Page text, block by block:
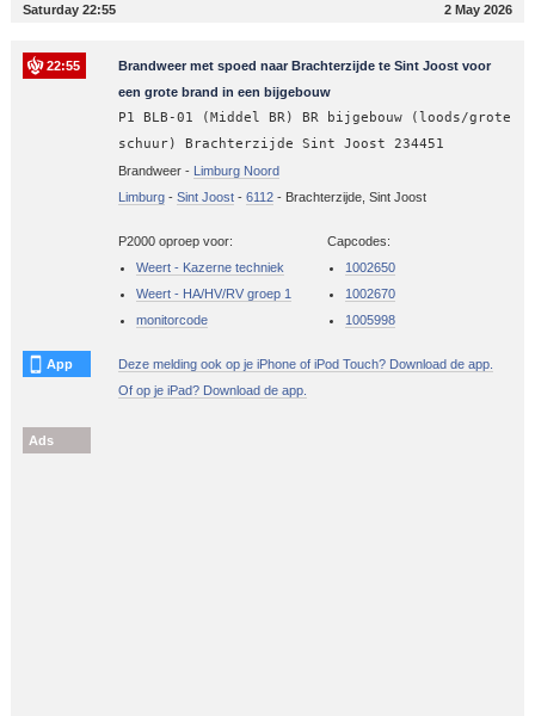
Saturday 22:55 2 May 2026
22:55
Brandweer met spoed naar Brachterzijde te Sint Joost voor
een grote brand in een bijgebouw
P1 BLB-01 (Middel BR) BR bijgebouw (loods/grote
schuur) Brachterzijde Sint Joost 234451
Brandweer - Limburg Noord
Limburg- Sint Joost- 6112- Brachterzijde, Sint Joost
P2000 oproep voor:
Weert - Kazerne techniek
Weert - HA/HV/RV groep 1
monitorcode
Capcodes:
1002650
1002670
1005998
App
Deze melding ook op je iPhone of iPod Touch? Download de app.
Of op je iPad? Download de app.
Ads